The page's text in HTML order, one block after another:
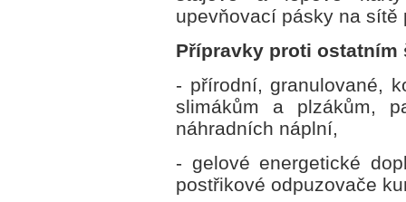
upevňovací pásky na sítě
Přípravky proti ostatním
- přírodní, granulované,
slimákům a plzákům,
náhradních náplní,
- gelové energetické
postřikové odpuzovače